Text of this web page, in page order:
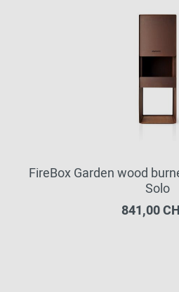
FireBox Garden wood
Solo
841,00